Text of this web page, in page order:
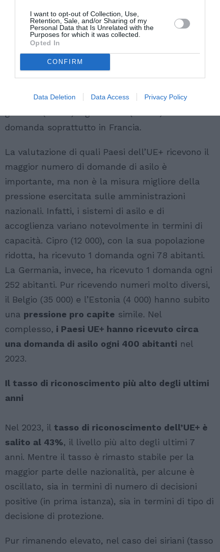
I want to opt-out of Collection, Use,
Retention, Sale, and/or Sharing of my
Personal Data that Is Unrelated with the
Purposes for which it was collected.
Opted In
CONFIRM
Data Deletion Data Access Privacy Policy
hanno presentato quasi il 70% delle loro
domande in Italia, così come afghani, siriani e
turchi che hanno presentato la maggior parte
delle loro domande in Germania.
Significativamente, dei marocchini (31.000) che
maggior parte lo ha fatto in Austria. Inoltre, i
domanda soprattutto in Francia.
La valutazione di quali Paesi dell’UE+ ricevono il
maggior numero di domande di asilo è
importante, ma non è la misura migliore della
pressione esercitata sulle amministrazioni
nazionali. Infatti, i sistemi di asilo e di
accoglienza variano notevolmente in termini di
capacità. Cipro (12 000), con la sua popolazione
ridotta, ha ricevuto 1 domanda ogni 78 abitanti.
La Germania, invece, ha ricevuto 1 domanda ogni
252 abitanti. Pur ricevendo numeri molto diversi,
il Belgio (35 000) e l’Estonia (4 000) hanno subito
una pressione pro capite simile. Nel
complesso, i Paesi UE+ hanno ricevuto circa
una domanda di asilo ogni 400 abitanti nel
2023.
Il tasso di riconoscimento più alto degli ultimi
anni
Nel 2023, il tasso di riconoscimento dell’UE+ è
salito al 43%, il livello più alto degli ultimi 7
anni. Mentre il tasso è rimasto stabile per la
maggior parte delle nazionalità, per alcune è
oscillato, sia in termini di numero di decisioni
positive (in prima istanza), sia in termini di tipo di
decisione di protezione.
Pur rimanendo elevato, nel caso dei siriani (tasso